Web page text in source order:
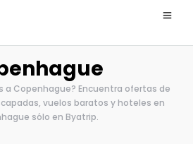
a Copenhague? Encuentra ofertas de
vuelos baratos y hoteles en
sólo en Byatrip.